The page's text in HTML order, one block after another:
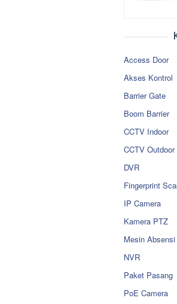
Access Door
Akses Kontrol
Barrier Gate
Boom Barrier
CCTV Indoor
CCTV Outdoor
DVR
Fingerprint
IP Camera
Kamera PTZ
Mesin Absensi
NVR
Paket Pasang
PoE Camera